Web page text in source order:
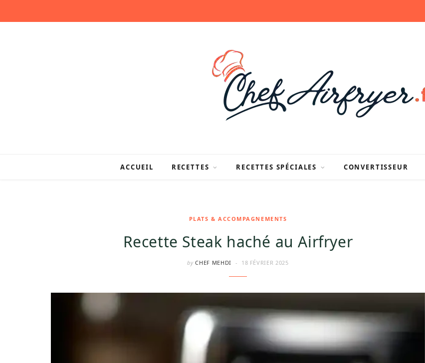
ACCUEIL RECETTES RECETTES SPÉCIALES CONVERTISSEUR
PLATS & ACCOMPAGNEMENTS
Recette Steak haché au Airfryer
by CHEF MEHDI 18 FÉVRIER 2025